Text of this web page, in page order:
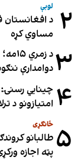
۲ لوبې
مساوي کړه
۳
د
دوامدارې
۴ چینایي
امتیازونو د
۵ ځانګړی
طالبانو
پټه اجازه